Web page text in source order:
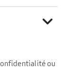
expand_more
ou